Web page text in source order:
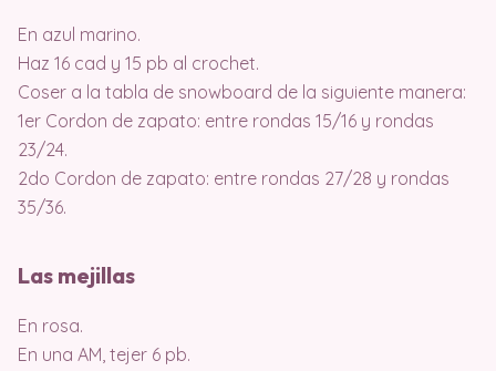
En azul marino.
Haz 16 cad y 15 pb al crochet.
Coser a la tabla de snowboard de la siguiente manera:
1er Cordon de zapato: entre rondas 15/16 y rondas
23/24.
2do Cordon de zapato: entre rondas 27/28 y rondas
35/36.
Las mejillas
En rosa.
En una AM, tejer 6 pb.